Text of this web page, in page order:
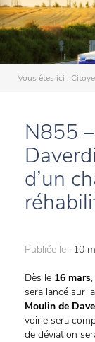
Vous êtes ici :
N855
d’un
Publiée le : 10
Dès le 16 mars
sera lancé sur la
Moulin de
voirie sera
de déviation